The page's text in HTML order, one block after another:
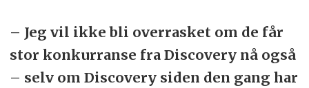
– Jeg vil ikke bli overrasket om de får
stor konkurranse fra Discovery nå også
– selv om Discovery siden den gang har